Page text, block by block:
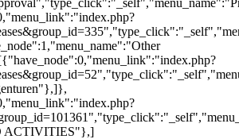
ACTIVITIES"},]